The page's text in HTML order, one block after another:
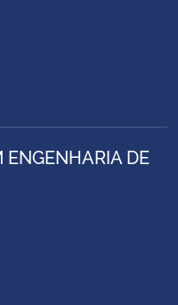
ENGENHARIA DE